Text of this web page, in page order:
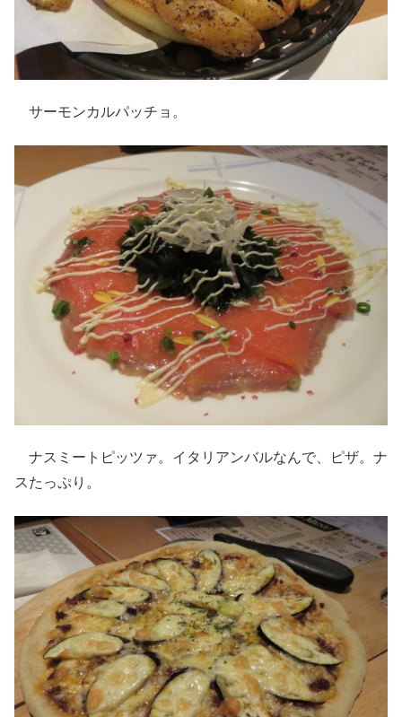
サーモンカルパッチョ。
ナスミートピッツァ。イタリアンバルなんで、ピザ。ナ
スたっぷり。